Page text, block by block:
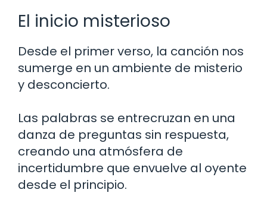
El inicio misterioso
Desde el primer verso, la canción nos
sumerge en un ambiente de misterio
y desconcierto.
Las palabras se entrecruzan en una
danza de preguntas sin respuesta,
creando una atmósfera de
incertidumbre que envuelve al oyente
desde el principio.